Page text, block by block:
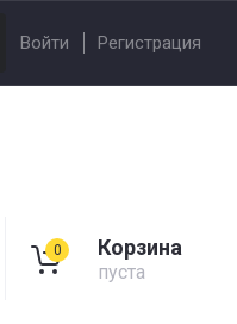
Войти Регистрация
0 Корзина
пуста